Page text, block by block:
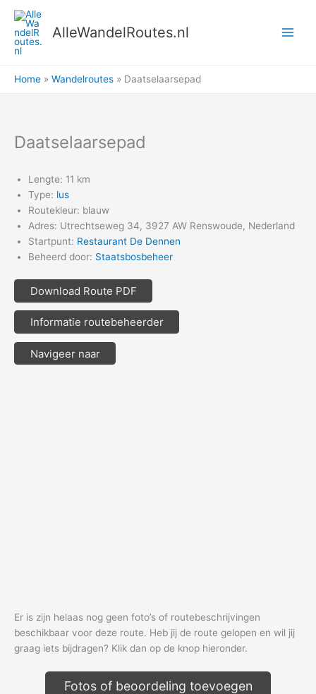
naar
inhoud
AlleWandelRoutes.nl
Home Wandelroutes Daatselaarsepad
Daatselaarsepad
Lengte: 11 km
Type: lus
Routekleur: blauw
Adres: Utrechtseweg 34, 3927 AW Renswoude, Nederland
Startpunt: Restaurant De Dennen
Beheerd door: Staatsbosbeheer
Download Route PDF
Informatie routebeheerder
Navigeer naar
Er is zijn helaas nog geen foto’s of routebeschrijvingen
beschikbaar voor deze route. Heb jij de route gelopen en wil jij
graag iets bijdragen? Klik dan op de knop hieronder.
Fotos of beoordeling toevoegen